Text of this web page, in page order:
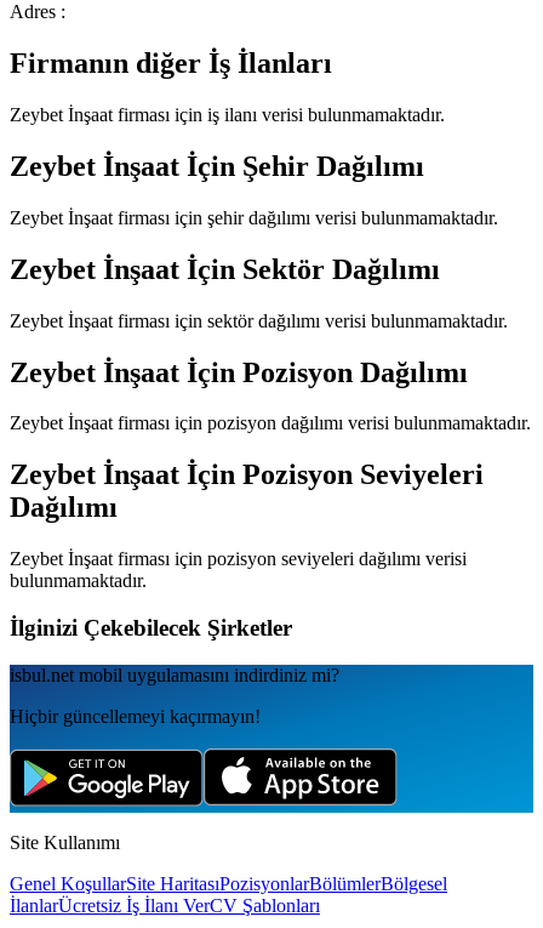
Adres :
Firmanın diğer İş İlanları
Zeybet İnşaat firması için iş ilanı verisi bulunmamaktadır.
Zeybet İnşaat İçin Şehir Dağılımı
Zeybet İnşaat firması için şehir dağılımı verisi bulunmamaktadır.
Zeybet İnşaat İçin Sektör Dağılımı
Zeybet İnşaat firması için sektör dağılımı verisi bulunmamaktadır.
Zeybet İnşaat İçin Pozisyon Dağılımı
Zeybet İnşaatfirması için pozisyon dağılımı verisi bulunmamaktadır.
Zeybet İnşaat İçin Pozisyon Seviyeleri
Dağılımı
Zeybet İnşaat firması için pozisyon seviyeleri dağılımı verisi
bulunmamaktadır.
İlginizi Çekebilecek Şirketler
isbul.net mobil uygulamаsını indirdiniz mi?
Hiçbir güncellemeyi kaçırmayın!
Site Kullanımı
Genel KoşullarSite HaritasıPozisyonlarBölümlerBölgesel
İlanlarÜcretsiz İş İlanı VerCV Şablonları